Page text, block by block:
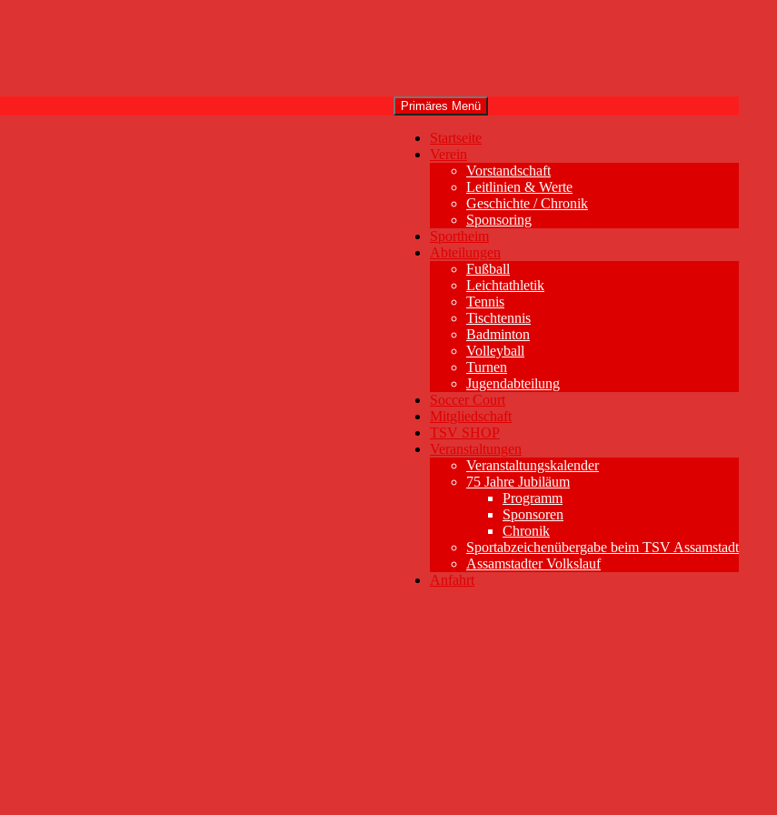
Primäres Menü
Startseite
Verein
Vorstandschaft
Leitlinien & Werte
Geschichte / Chronik
Sponsoring
Sportheim
Abteilungen
Fußball
Leichtathletik
Tennis
Tischtennis
Badminton
Volleyball
Turnen
Jugendabteilung
Soccer Court
Mitgliedschaft
TSV SHOP
Veranstaltungen
Veranstaltungskalender
75 Jahre Jubiläum
Programm
Sponsoren
Chronik
Sportabzeichenübergabe beim TSV Assamstadt
Assamstadter Volkslauf
Anfahrt